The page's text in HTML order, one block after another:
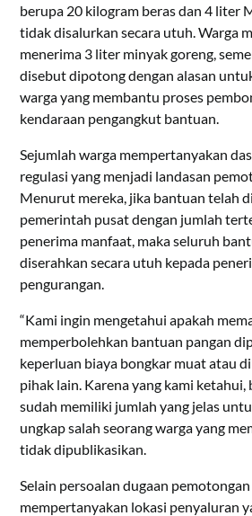
berupa 20 kilogram beras dan 4 liter
tidak disalurkan secara utuh. Warga
menerima 3 liter minyak goreng,
disebut dipotong dengan alasan
warga yang membantu proses
kendaraan pengangkut bantuan.
Sejumlah warga mempertanyakan
regulasi yang menjadi landasan
Menurut mereka, jika bantuan telah
pemerintah pusat dengan jumlah
penerima manfaat, maka seluruh
diserahkan secara utuh kepada
pengurangan.
“Kami ingin mengetahui apakah
memperbolehkan bantuan pangan
keperluan biaya bongkar muat atau
pihak lain. Karena yang kami
sudah memiliki jumlah yang jelas
ungkap salah seorang warga yang
tidak dipublikasikan.
Selain persoalan dugaan
mempertanyakan lokasi penyaluran